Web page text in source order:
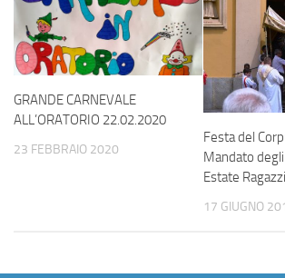
GRANDE CARNEVALE
ALL’ORATORIO 22.02.2020
23 FEBBRAIO 2020
Festa del
Mandato
Estate Ragazzi
17 GIUGNO